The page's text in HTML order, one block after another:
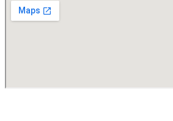
Furniture production is a
connoisseurs of beauty. We have selected